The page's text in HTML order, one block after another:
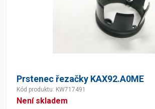
Prstenec řezačky KAX92.A0ME
Kód produktu: KW717491
Není skladem